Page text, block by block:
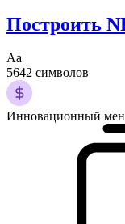
Построить
Аа
5642 символов
Инновационный